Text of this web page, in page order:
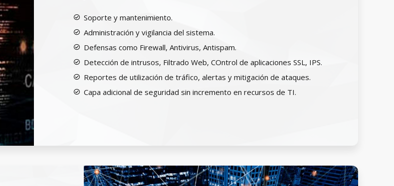
Soporte y mantenimiento.
Administración y vigilancia del sistema.
Defensas como Firewall, Antivirus, Antispam.
Detección de intrusos, Filtrado Web, COntrol de aplicaciones SSL, IPS.
Reportes de utilización de tráfico, alertas y mitigación de ataques.
Capa adicional de seguridad sin incremento en recursos de TI.